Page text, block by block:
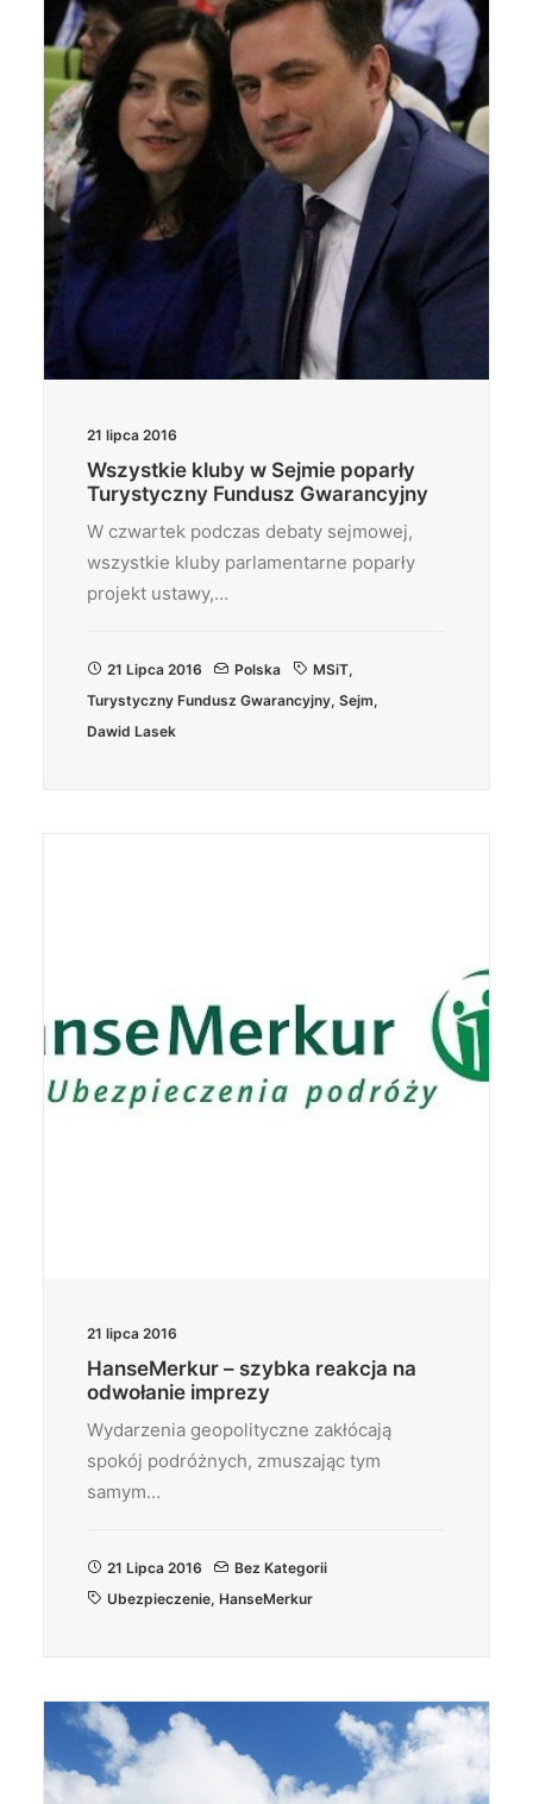
Wyszukiwanie
21 lipca 2016
Wszystkie kluby w Sejmie poparły
Turystyczny Fundusz Gwarancyjny
W czwartek podczas debaty sejmowej,
wszystkie kluby parlamentarne poparły
projekt ustawy,…
21 Lipca 2016 Polska MSiT,
Turystyczny Fundusz Gwarancyjny, Sejm,
Dawid Lasek
21 lipca 2016
HanseMerkur – szybka reakcja na
odwołanie imprezy
Wydarzenia geopolityczne zakłócają
spokój podróżnych, zmuszając tym
samym…
21 Lipca 2016
Bez Kategorii
Ubezpieczenie, HanseMerkur